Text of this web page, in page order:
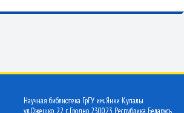
Научная библиотека ГрГУ им. Янки Купалы
ул.Ожешко, 22 г. Гродно 230023 Республика Беларусь